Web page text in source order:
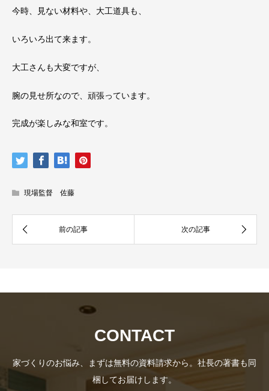
今時、見ない材料や、大工道具も、
いろいろ出て来ます。
大工さんも大変ですが、
腕の見せ所なので、頑張っています。
完成が楽しみな和室です。
現場監督 佐藤
CONTACT
家づくりのお悩み、まずは無料の資料請求から。社長の著書も同
梱してお届けします。